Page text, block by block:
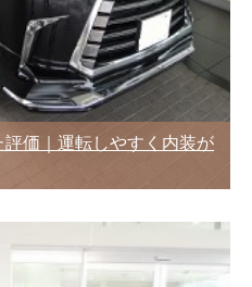
価｜運転しやすく内装が